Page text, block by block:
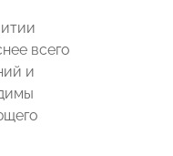
всего
и